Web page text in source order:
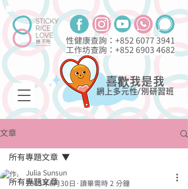
性健康查詢：+852 6077 3941
工作坊查詢：+852 6903 4682
喜歡我是我
網上多元性/別研習班
文章
所有專題文章
所有專題文章
Julia Sunsun
2015年6月30日
讀畢需時 2 分鐘